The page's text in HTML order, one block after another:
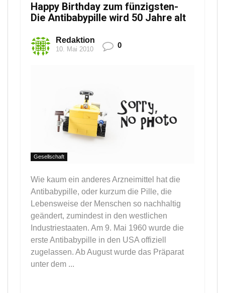
Happy Birthday zum fünzigsten-
Die Antibabypille wird 50 Jahre alt
Redaktion
10. Mai 2010 0
Gesellschaft
Wie kaum ein anderes Arzneimittel hat die
Antibabypille, oder kurzum die Pille, die
Lebensweise der Menschen so nachhaltig
geändert, zumindest in den westlichen
Industriestaaten. Am 9. Mai 1960 wurde die
erste Antibabypille in den USA offiziell
zugelassen. Ab August wurde das Präparat
unter dem ...